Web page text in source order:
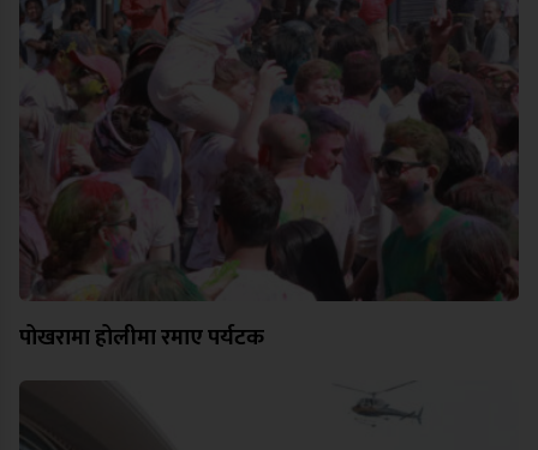
पोखरामा होलीमा रमाए पर्यटक